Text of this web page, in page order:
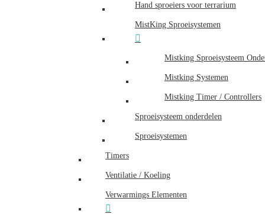
Hand sproeiers voor terrarium
MistKing Sproeisystemen
Mistking Sproeisysteem
Mistking Systemen
Mistking Timer / Controllers
Sproeisysteem onderdelen
Sproeisystemen
Timers
Ventilatie / Koeling
Verwarmings Elementen